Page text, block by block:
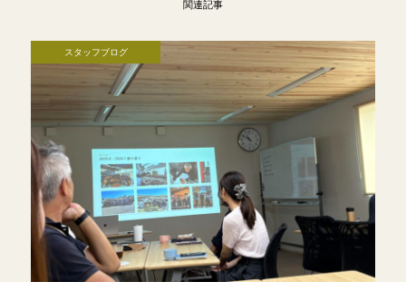
関連記事
スタッフブログ